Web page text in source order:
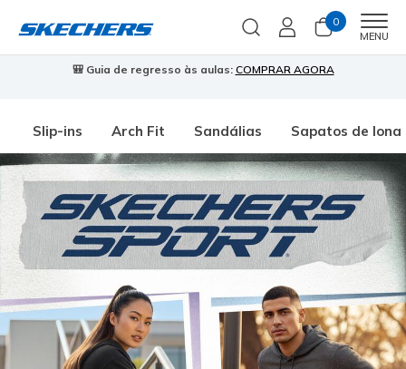
0
MENU
🎒 Guia de regresso às aulas: COMPRAR AGORA
Slip-ins Arch Fit Sandálias Sapatos de lona